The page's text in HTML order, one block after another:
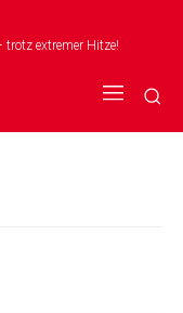
extremer Hitze!